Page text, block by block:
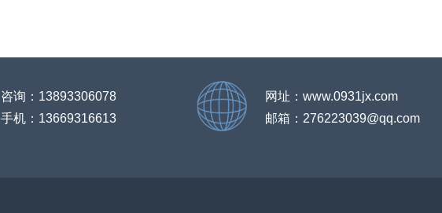
咨询：13893306078
手机：13669316613
网址：www.0931jx.com
邮箱：276223039@qq.com